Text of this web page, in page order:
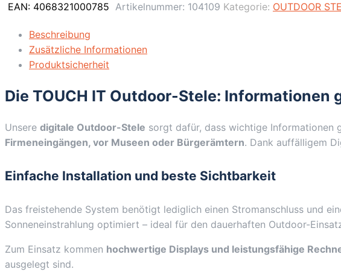
Outdoor
Signage
Schwarz
Touch
Display
Ekiosk
/
Menge
EAN: 4068321000785 Artikelnummer: 104109 Kategorie: OUTDOOR
Beschreibung
Zusätzliche Informationen
Produktsicherheit
Die TOUCH IT Outdoor-Stele:
Unsere digitale Outdoor-Stele sorgt dafür, dass wichtige Informationen
Firmeneingängen, vor Museen oder Bürgerämtern. Dank auffälligem
Einfache Installation und beste Sichtbarkeit
Das freistehende System benötigt lediglich einen Stromanschluss und
Sonneneinstrahlung optimiert – ideal für den dauerhaften Outdoor-
Zum Einsatz kommen hochwertige Displays und leistungsfähige
ausgelegt sind.